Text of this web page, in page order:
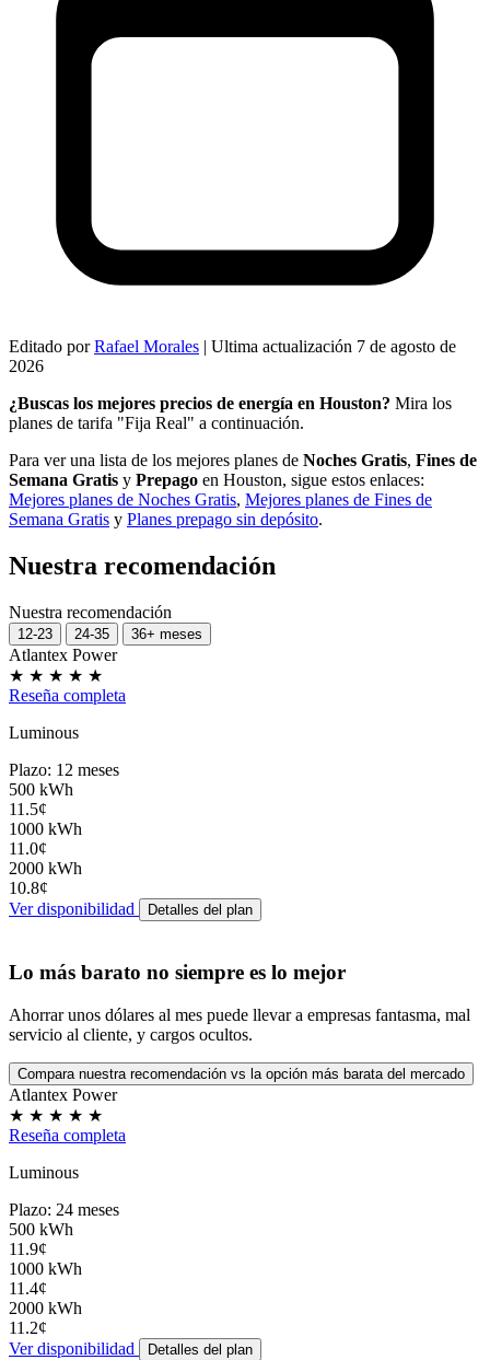
Editado porRafael Morales | Ultima actualización 7 de agosto de
2026
¿Buscas los mejores precios de energía en Houston? Mira los
planes de tarifa "Fija Real" a continuación.
Para ver una lista de los mejores planes de Noches Gratis, Fines de
Semana Gratis y Prepago en Houston, sigue estos enlaces:
Mejores planes de Noches Gratis, Mejores planes de Fines de
Semana Gratis y Planes prepago sin depósito.
Nuestra recomendación
Nuestra recomendación
12-23 24-35 36+ meses
Atlantex Power
★ ★ ★ ★ ★
Reseña completa
Luminous
Plazo: 12 meses
500 kWh
11.5¢
1000 kWh
11.0¢
2000 kWh
10.8¢
Ver disponibilidad
Detalles del plan
Lo más barato no siempre es lo mejor
Ahorrar unos dólares al mes puede llevar a empresas fantasma, mal
servicio al cliente, y cargos ocultos.
Compara nuestra recomendación vs la opción más barata del mercado
Atlantex Power
★ ★ ★ ★ ★
Reseña completa
Luminous
Plazo: 24 meses
500 kWh
11.9¢
1000 kWh
11.4¢
2000 kWh
11.2¢
Ver disponibilidad
Detalles del plan